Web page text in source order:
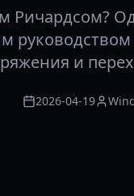
Ричардсом?
и
2026-04-19